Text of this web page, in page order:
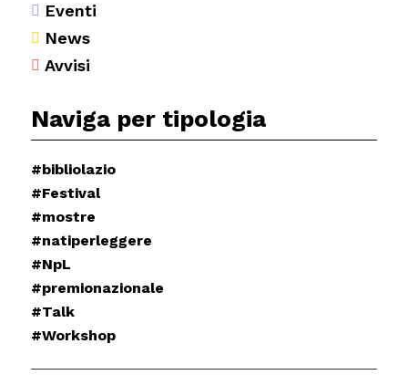
 Eventi
 News
 Avvisi
Naviga per tipologia
#bibliolazio
#Festival
#mostre
#natiperleggere
#NpL
#premionazionale
#Talk
#Workshop